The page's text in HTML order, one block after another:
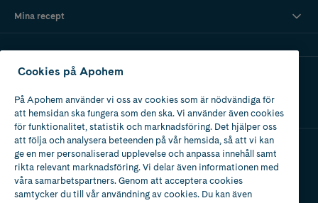
Mina recept
Ladda ner vår app
Apotek med tillstånd
av Läkemedelsverket
Cookies på Apohem
På Apohem använder vi oss av cookies som är nödvändiga för
att hemsidan ska fungera som den ska. Vi använder även cookies
för funktionalitet, statistik och marknadsföring. Det hjälper oss
att följa och analysera beteenden på vår hemsida, så att vi kan
ge en mer personaliserad upplevelse och anpassa innehåll samt
rikta relevant marknadsföring. Vi delar även informationen med
våra samarbetspartners. Genom att acceptera cookies
samtycker du till vår användning av cookies. Du kan även